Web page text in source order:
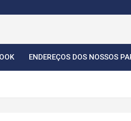
ENDEREÇOS DOS NOSSOS